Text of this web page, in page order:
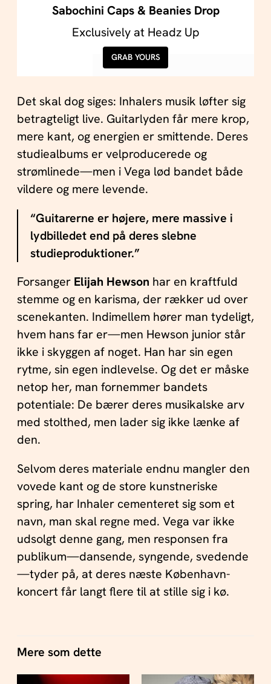
Sabochini Caps & Beanies Drop
Exclusively at Headz Up
GRAB YOURS
Det skal dog siges: Inhalers musik løfter sig
betragteligt live. Guitarlyden får mere krop,
mere kant, og energien er smittende. Deres
studiealbums er velproducerede og
strømlinede—men i Vega lød bandet både
vildere og mere levende.
“Guitarerne er højere, mere massive i
lydbilledet end på deres slebne
studieproduktioner.”
Forsanger Elijah Hewson har en kraftfuld
stemme og en karisma, der rækker ud over
scenekanten. Indimellem hører man tydeligt,
hvem hans far er—men Hewson junior står
ikke i skyggen af noget. Han har sin egen
rytme, sin egen indlevelse. Og det er måske
netop her, man fornemmer bandets
potentiale: De bærer deres musikalske arv
med stolthed, men lader sig ikke lænke af
den.
Selvom deres materiale endnu mangler den
vovede kant og de store kunstneriske
spring, har Inhaler cementeret sig som et
navn, man skal regne med. Vega var ikke
udsolgt denne gang, men responsen fra
publikum—dansende, syngende, svedende
—tyder på, at deres næste København-
koncert får langt flere til at stille sig i kø.
Mere som dette